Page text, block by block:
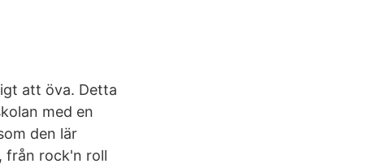
att öva. Detta
med en
den lär
från rock'n roll